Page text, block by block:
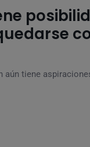
aún tiene